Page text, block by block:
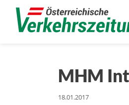
MHM
18.01.2017